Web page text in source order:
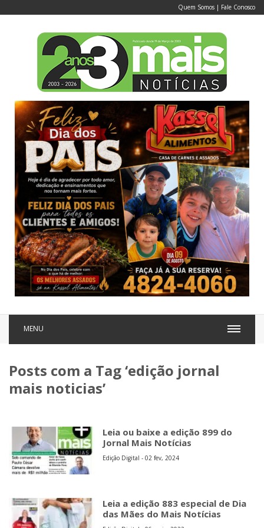
Quem Somos | Fale Conosco
MENU
Posts com a Tag ‘edição jornal
mais noticias’
Leia ou baixe a edição 899 do
Jornal Mais Notícias
Edição Digital - 02 fev, 2024
Leia a edição 883 especial de Dia
das Mães do Mais Notícias